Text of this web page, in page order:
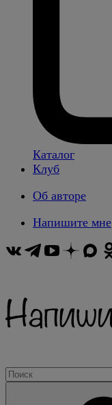
Каталог
Клуб
Об авторе
Напишите мне